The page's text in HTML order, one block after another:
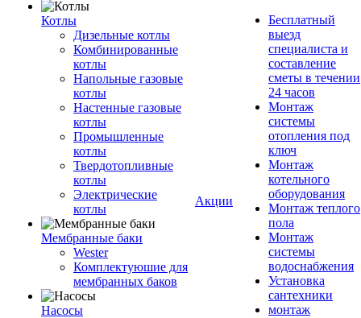
Котлы
Дизельные котлы
Комбинированные
котлы
Напольные газовые
котлы
Настенные газовые
котлы
Промышленные
котлы
Твердотопливные
котлы
Электрические
котлы
Мембранные баки
Wester
Комплектуюшие для
мембранных баков
Насосы
Акции
Бесплатный
выезд
специалиста и
составление
сметы в течении
24 часов
Монтаж
системы
отопления под
ключ
Монтаж
котельного
оборудования
Монтаж теплого
пола
Монтаж
системы
водоснабжения
Установка
сантехники
монтаж